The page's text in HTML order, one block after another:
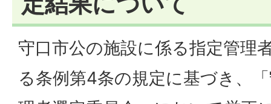
守口市公の施設に係る指定管理
る条例第4条の規定に基づき、